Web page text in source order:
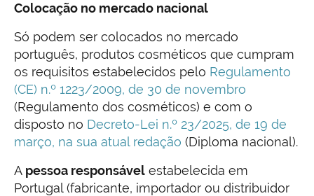
Colocação no mercado nacional
Só podem ser colocados no mercado
português, produtos cosméticos que cumpram
os requisitos estabelecidos pelo Regulamento
(CE) n.º 1223/2009, de 30 de novembro
(Regulamento dos cosméticos) e com o
disposto no Decreto-Lei n.º 23/2025, de 19 de
março, na sua atual redação (Diploma nacional).
A pessoa responsável estabelecida em
Portugal (fabricante, importador ou distribuidor